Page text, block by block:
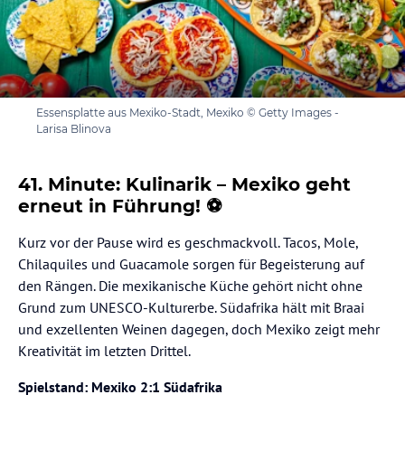
Essensplatte aus Mexiko-Stadt, Mexiko © Getty Images -
Larisa Blinova
41. Minute: Kulinarik – Mexiko geht
erneut in Führung! ⚽
Kurz vor der Pause wird es geschmackvoll. Tacos, Mole,
Chilaquiles und Guacamole sorgen für Begeisterung auf
den Rängen. Die mexikanische Küche gehört nicht ohne
Grund zum UNESCO-Kulturerbe. Südafrika hält mit Braai
und exzellenten Weinen dagegen, doch Mexiko zeigt mehr
Kreativität im letzten Drittel.
Spielstand: Mexiko 2:1 Südafrika